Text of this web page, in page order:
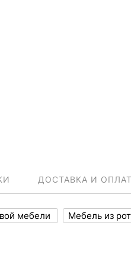
ДОСТАВКА И
мебели Мебель из